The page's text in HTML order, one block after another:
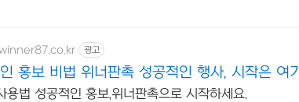
광고
홍보 비법 위너판촉 성공적인 행사, 시작은 여기
용법 성공적인 홍보,위너판촉으로 시작하세요.